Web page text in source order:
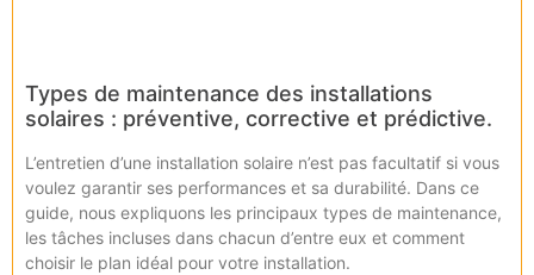
Types de maintenance des installations
solaires : préventive, corrective et prédictive.
L’entretien d’une installation solaire n’est pas facultatif si vous
voulez garantir ses performances et sa durabilité. Dans ce
guide, nous expliquons les principaux types de maintenance,
les tâches incluses dans chacun d’entre eux et comment
choisir le plan idéal pour votre installation.